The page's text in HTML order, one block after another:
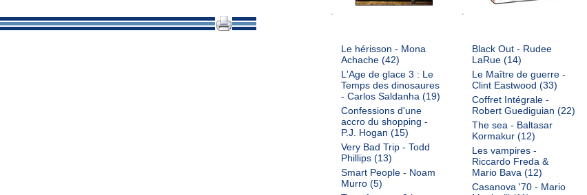
Black Out - Rudee
LaRue(14)
Le Maître de guerre -
Clint Eastwood (33)
Coffret Intégrale -
Robert Guediguian (22)
The sea - Baltasar
Kormakur(12)
Les vampires -
Riccardo Freda &
Mario Bava(12)
Casanova '70 - Mario
Le hérisson - Mona
Achache(42)
L'Age de glace 3 : Le
Temps des dinosaures
- Carlos Saldanha(19)
Confessions d'une
accro du shopping -
P.J. Hogan (15)
Very Bad Trip - Todd
Phillips(13)
Smart People - Noam
Murro(5)